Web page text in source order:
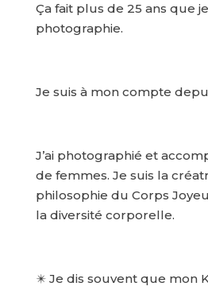
Ça fait plus de 25 ans que
photographie.
Je suis à mon compte
J’ai photographié et
de femmes. Je suis la
philosophie du Corps
la diversité corporelle.
✴️ Je dis souvent que mon